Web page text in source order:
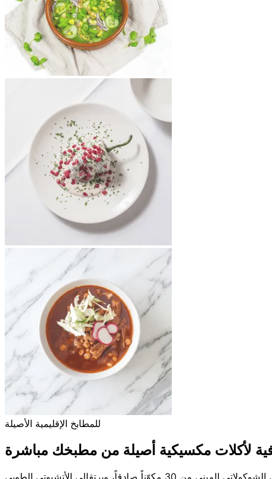
للمطابخ الإقليمية الأصيلة
لأكلات مكسيكية أصيلة من مطبخك مباشرة
تصوير طعام مكسيكي تحريري للمطابخ الإقليمية وبارات المأكولات البحرية والمطاعم المكسيكية الحديثة — لمعان المولي نيغرو البني الشوكولاتي المبني من 30 مكوّناً صادقاً، وبرتقالي الأتشيوتي الطوبي